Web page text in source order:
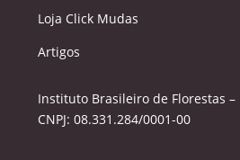
Loja Click Mudas
Artigos
Instituto Brasileiro de Florestas –
CNPJ: 08.331.284/0001-00